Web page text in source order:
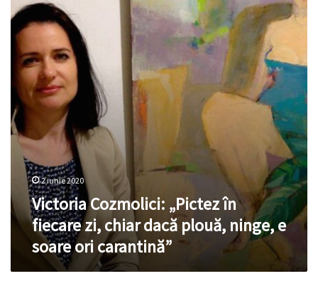
fiecare
zi,
chiar
dacă
plouă,
ninge,
e
soare
ori
carantină”
2 iunie 2020
Victoria Cozmolici: „Pictez în
fiecare zi, chiar dacă plouă, ninge, e
soare ori carantină”